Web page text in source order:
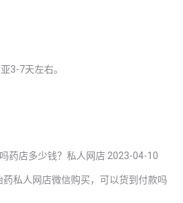
3-7天左右。
药店多少钱？私人网店 2023-04-10
药私人网店微信购买，可以货到付款吗